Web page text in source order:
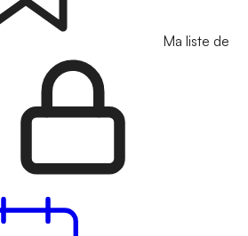
Ma liste de